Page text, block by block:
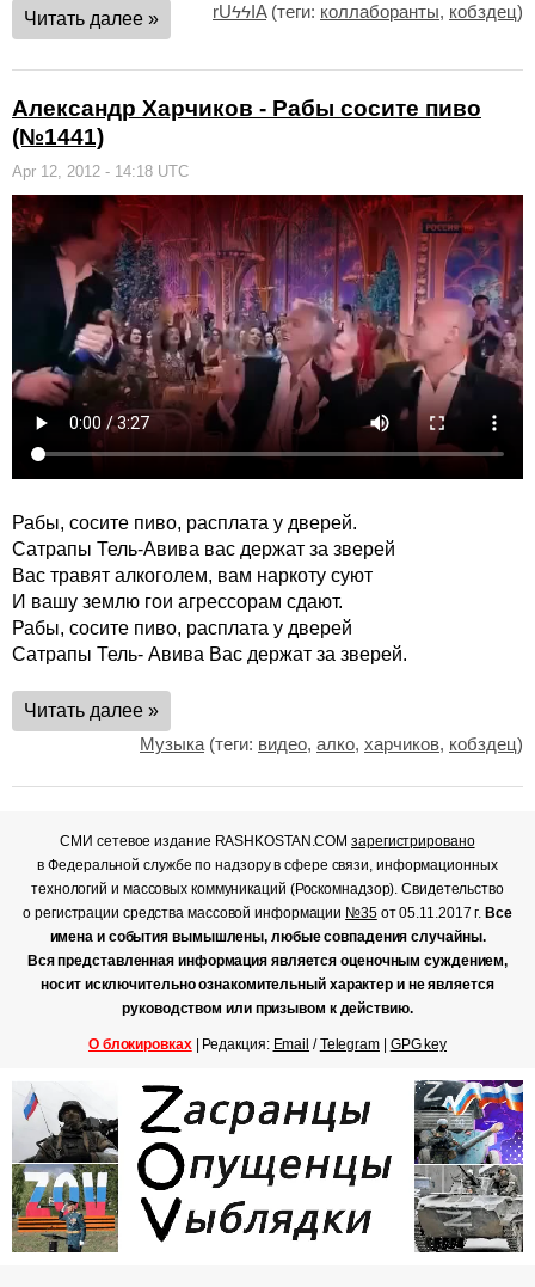
Читать далее » rUϟϟIA(теги: коллаборанты, кобздец)
Александр Харчиков - Рабы сосите пиво
(№1441)
Apr 12, 2012 - 14:18 UTC
Рабы, сосите пиво, расплата у дверей.
Сатрапы Тель-Авива вас держат за зверей
Вас травят алкоголем, вам наркоту суют
И вашу землю гои агрессорам сдают.
Рабы, сосите пиво, расплата у дверей
Сатрапы Тель- Авива Вас держат за зверей.
Читать далее »
Музыка (теги: видео, алко, харчиков, кобздец)
СМИ сетевое издание RASHKOSTAN.COMзарегистрировано
в Федеральной службе по надзору в сфере связи, информационных
технологий и массовых коммуникаций (Роскомнадзор). Свидетельство
о регистрации средства массовой информации №35от 05.11.2017 г. Все
имена и события вымышлены, любые совпадения случайны.
Вся представленная информация является оценочным суждением,
носит исключительно ознакомительный характер и не является
руководством или призывом к действию.
О блокировках| Редакция: Email /Telegram| GPG key